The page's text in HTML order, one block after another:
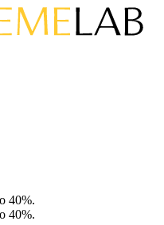
40%.
40%.